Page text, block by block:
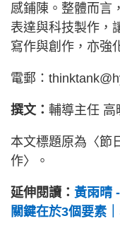
感鋪陳。整體而言
表達與科技製作，
寫作與創作，亦強
電郵：
撰文： 輔導主任 高
本文標題原為〈
作〉。
延伸閱讀： 黃雨晴
關鍵在於3個要素